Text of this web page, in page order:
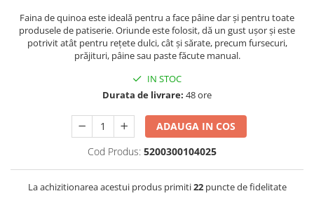
Faina de quinoa este ideală pentru a face pâine dar și pentru toate
produsele de patiserie. Oriunde este folosit, dă un gust ușor și este
potrivit atât pentru rețete dulci, cât și sărate, precum fursecuri,
prăjituri, pâine sau paste făcute manual.
IN STOC
Durata de livrare: 48 ore
ADAUGA IN COS
Cod Produs: 5200300104025
La achizitionarea acestui produs primiti22puncte de fidelitate